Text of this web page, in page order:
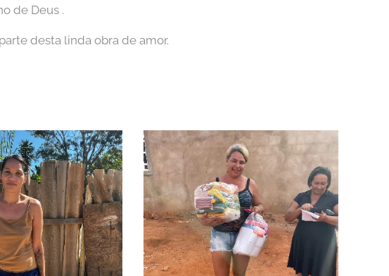
de Deus .
desta linda obra de amor.